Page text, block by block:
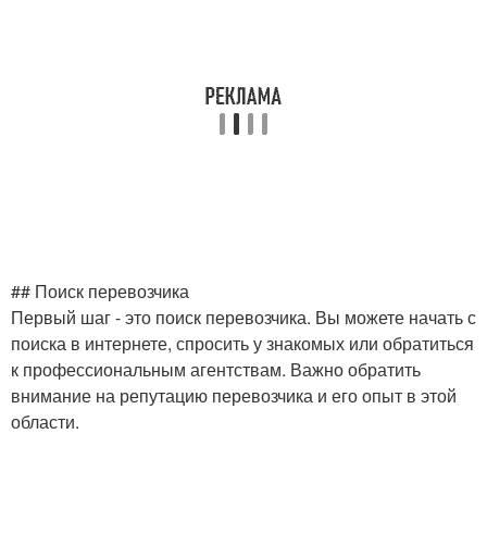
## Поиск перевозчика
Первый шаг - это поиск перевозчика. Вы можете начать с
поиска в интернете, спросить у знакомых или обратиться
к профессиональным агентствам. Важно обратить
внимание на репутацию перевозчика и его опыт в этой
области.